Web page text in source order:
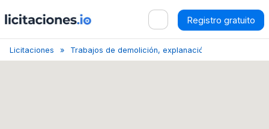
Registro gratuito
Licitaciones Trabajos de demolición, explanación y limpieza del